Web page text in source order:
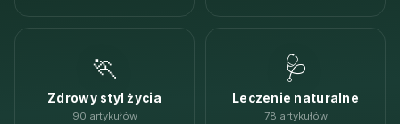
🏃
Zdrowy styl życia
90 artykułów
🩺
Leczenie naturalne
78 artykułów